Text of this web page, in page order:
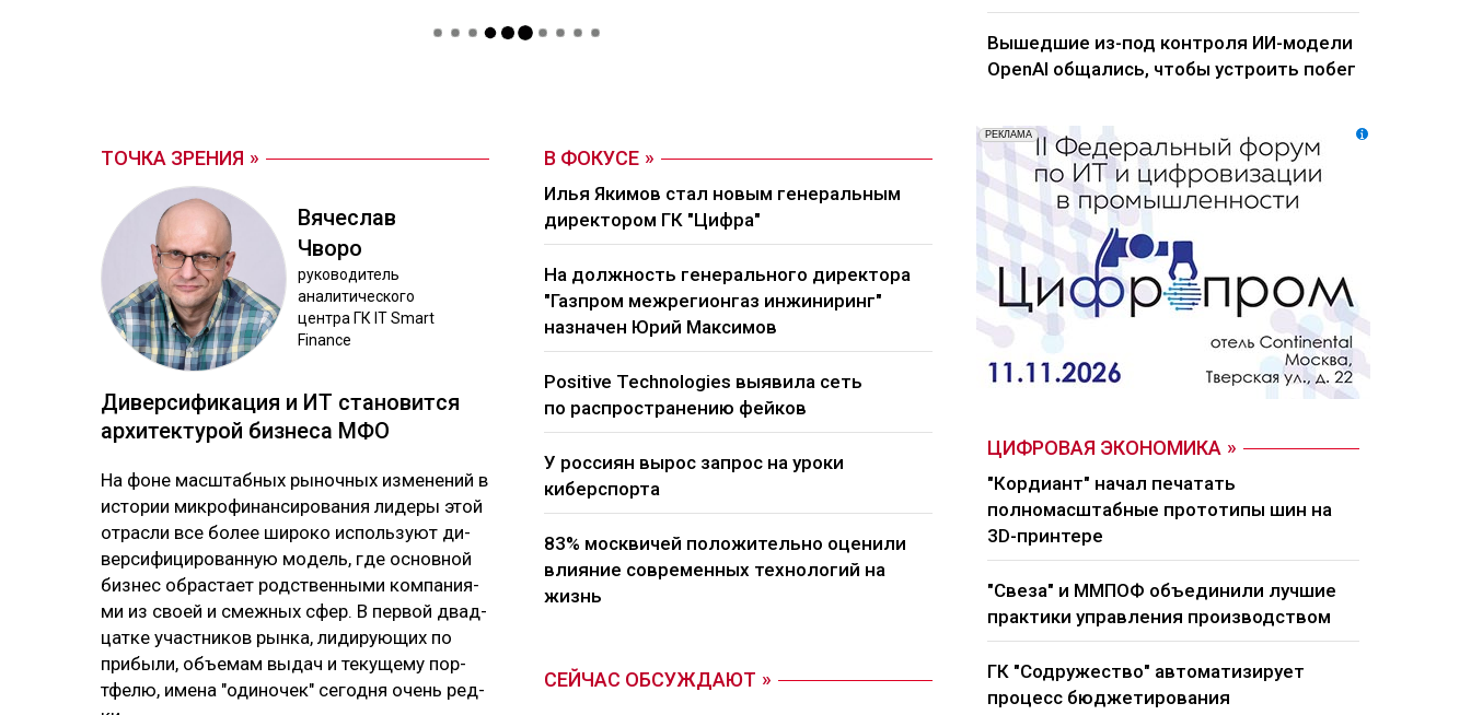
ТОЧКА ЗРЕНИЯ
Вя­чес­лав
Чво­ро
ру­ково­дитель
ана­лити­чес­ко­го
цен­тра ГК IT Smart
Finance
Ди­вер­си­фика­ция и ИТ ста­новит­ся
ар­хи­тек­ту­рой биз­не­са МФО
На фо­не мас­штаб­ных ры­ноч­ных из­ме­не­ний в
ис­то­рии мик­ро­фи­нан­си­ро­ва­ния ли­де­ры этой
от­рас­ли все бо­лее ши­ро­ко ис­поль­зуют ди­
вер­си­фи­ци­ро­ван­ную мо­дель, где ос­нов­ной
биз­нес об­рас­тает родс­твен­ны­ми ком­па­ния­
ми из своей и смеж­ных сфер. В пер­вой двад­
цат­ке учас­тни­ков рын­ка, ли­ди­рую­щих по
при­бы­ли, объ­емам вы­дач и те­ку­ще­му пор­
тфе­лю, име­на "оди­но­чек" се­год­ня очень ред­
В ФОКУСЕ
Илья Якимов стал новым генеральным
директором ГК "Цифра"
На должность генерального директора
"Газпром межрегионгаз инжиниринг"
назначен Юрий Максимов
Positive Technologies выявила сеть
по распространению фейков
У россиян вырос запрос на уроки
киберспорта
83% москвичей положительно оценили
влияние современных технологий на
жизнь
СЕЙЧАС ОБСУЖДАЮТ
Вышедшие из-под контроля ИИ-модели
OpenAI общались, чтобы устроить побег
ЦИФРОВАЯ ЭКОНОМИКА
"Кордиант" начал печатать
полномасштабные прототипы шин на
3D-принтере
"Свеза" и ММПОФ объединили лучшие
практики управления производством
ГК "Содружество" автоматизирует
процесс бюджетирования